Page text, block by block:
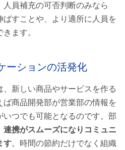
員補充の可否判断のみなら
すことや、より適所に人員を
ます。
ーションの活発化
新しい商品やサービスを作る
商品開発部が営業部の情報を
つでも可能となるのです。部
連携がスムーズになりコミュニ
す。時間の節約だけでなく組織